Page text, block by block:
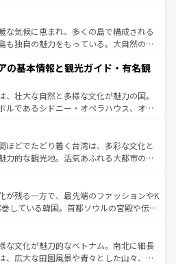
は、観光、ショッピング、エンターテイ
た刺激的なスポットだ。一方、アメリカ
広がり、グランドキャニオンやイエロー
ンズでは、音楽と美食が融合した独特の
者はアメリカの各地域で異なる魅力を楽
多様性と豊かな歴史を感じることができ
ロードトリップや列車の旅も、アメリカ
な気候に恵まれ、多くの島で構成される
も独自の魅力をもっている。大自然の神
い。また、定番の観光地といえばオアフ
然を求めるならマウイ島やカウアイ島が
ルドグリーンに輝く海をはじめ、豊かな
いている。「アロハスピリット」と呼ば
ーカルフードやハワイアンミュージッ
ダンスなど、すべてがハワイの魅力を彩
たびに新しい発見と感動が待っているハ
の基本情報と観光ガイド・有名観
、壮大な自然と多様な文化が魅力の国。
ルであるシドニー・オペラハウス、オー
中央部にそびえるウルル（エアーズロッ
の美しい原生林やケアンズの熱帯雨林な
くさん。また、カフェやワイン、オージ
ティも充実しており、サーフィンやダイ
グなど、アウトドア好きにはたまらな
アの多彩な魅力を存分に味わいつくそ
ほどでたどり着く台湾は、多彩な文化と
力的な観光地。活気あふれる大都市の台
岳地帯である台湾東部など、都市の喧騒
共存しており、訪れる人に新しい発見と
くれる。また、奥深い台湾の食文化も魅
のスイーツなど、バラエティ豊かな料理
わえる。 なお、新着の台湾情報は コンテンツ一覧を参
が残る一方で、最先端のファッションやK
している韓国。首都ソウルの宮殿や伝統
ばせば四季折々の自然美を楽しむことが
キムチや焼肉、絶品のストリートフード
韓国料理が待っている。夜には、韓国な
な文化が魅力的なベトナム。南北に細長
、広大な田園風景や青々とした山々、世